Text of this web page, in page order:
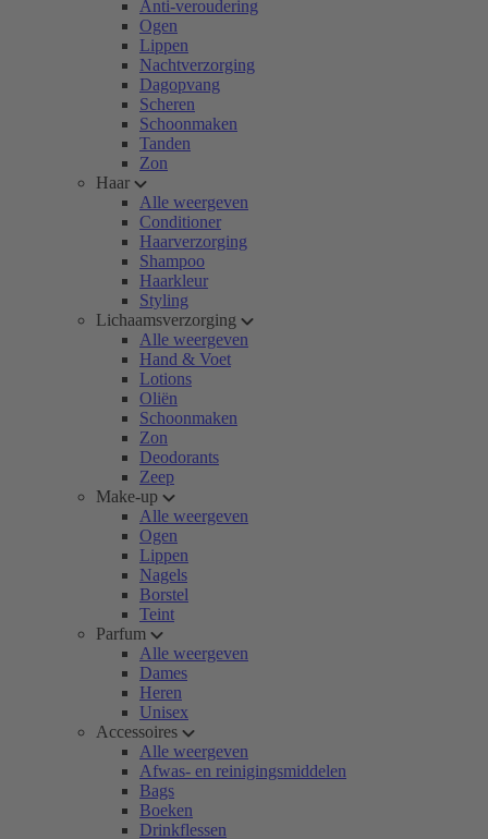
Anti-veroudering
Ogen
Lippen
Nachtverzorging
Dagopvang
Scheren
Schoonmaken
Tanden
Zon
Haar
Alle weergeven
Conditioner
Haarverzorging
Shampoo
Haarkleur
Styling
Lichaamsverzorging
Alle weergeven
Hand & Voet
Lotions
Oliën
Schoonmaken
Zon
Deodorants
Zeep
Make-up
Alle weergeven
Ogen
Lippen
Nagels
Borstel
Teint
Parfum
Alle weergeven
Dames
Heren
Unisex
Accessoires
Alle weergeven
Afwas- en reinigingsmiddelen
Bags
Boeken
Drinkflessen